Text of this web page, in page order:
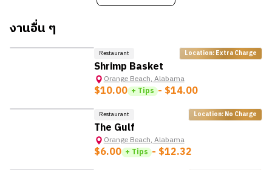
*ข้อมูลนี้อาจมีการเปลี่ยนแปลง ขึ้นอยู่กับนายจ้าง
งานอื่น ๆ
Restaurant Location: Extra Charge
Shrimp Basket
Orange Beach,Alabama
$10.00 + Tips - $14.00
Restaurant Location: No Charge
The Gulf
Orange Beach,Alabama
$6.00 + Tips - $12.32